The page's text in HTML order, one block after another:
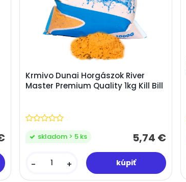
Krmivo Dunai Horgászok River
Master Premium Quality 1kg Kill Bill
5,74 €
- +
skladom > 5 ks